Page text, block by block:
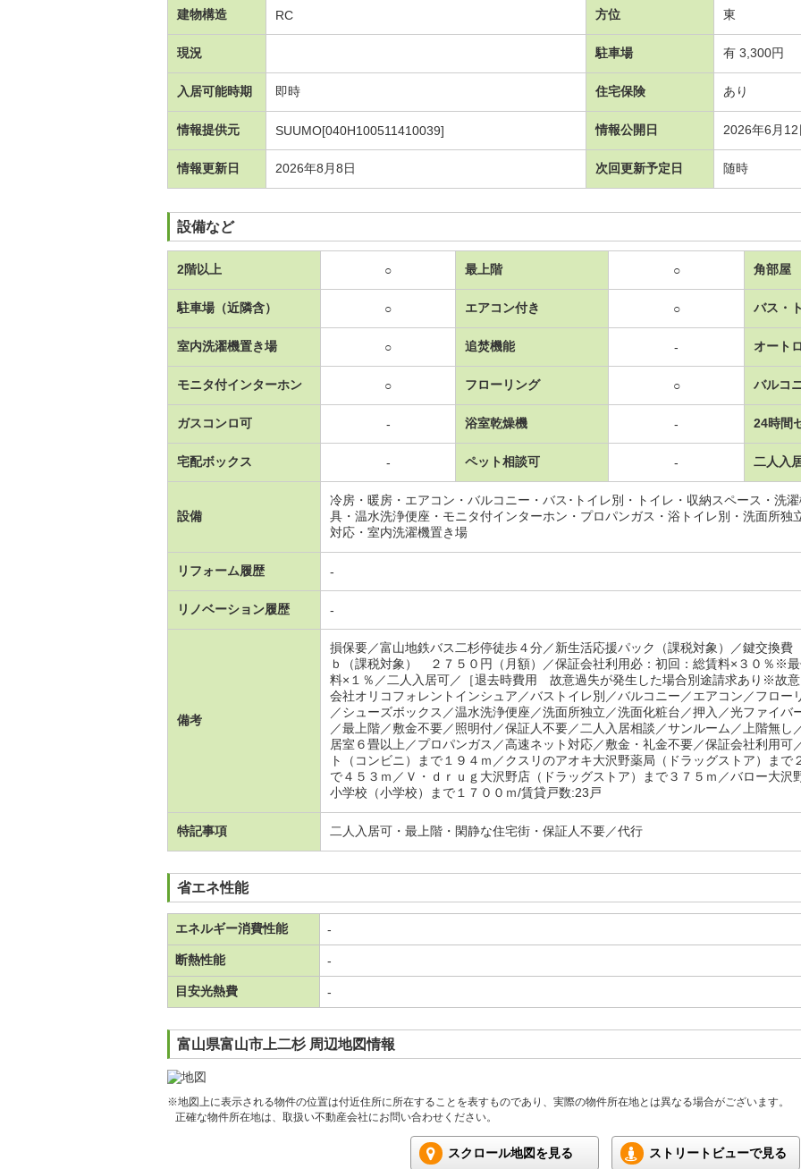
建物構造 RC 方位 東
現況 駐車場 有 3,300円
入居可能時期 即時 住宅保険 あり
情報提供元 SUUMO[040H100511410039] 情報公開日 2026年6月12
情報更新日 2026年8月8日 次回更新予定日 随時
設備など
2階以上 ○ 最上階 ○ 角部屋
駐車場（近隣含） ○ エアコン付き ○ バス・
室内洗濯機置き場 ○ 追焚機能 - オート
モニタ付インターホン ○ フローリング ○ バルコ
ガスコンロ可 - 浴室乾燥機 - 24時間
宅配ボックス - ペット相談可 - 二人入
設備
冷房・暖房・エアコン・バルコニー・バス･トイレ別・トイレ・収納スペース・洗
具・温水洗浄便座・モニタ付インターホン・プロパンガス・浴トイレ別・洗面所独
対応・室内洗濯機置き場
リフォーム履歴 -
リノベーション履歴 -
備考
損保要／富山地鉄バス二杉停徒歩４分／新生活応援パック（課税対象）／鍵交換費
ｂ（課税対象） ２７５０円（月額）／保証会社利用必：初回：総賃料×３０％※
料×１％／二人入居可／［退去時費用 故意過失が発生した場合別途請求あり※故
会社オリコフォレントインシュア／バストイレ別／バルコニー／エアコン／フロー
／シューズボックス／温水洗浄便座／洗面所独立／洗面化粧台／押入／光ファイ
／最上階／敷金不要／照明付／保証人不要／二人入居相談／サンルーム／上階無
居室６畳以上／プロパンガス／高速ネット対応／敷金・礼金不要／保証会社利用
ト（コンビニ）まで１９４ｍ／クスリのアオキ大沢野薬局（ドラッグストア）まで
で４５３ｍ／Ｖ・ｄｒｕｇ大沢野店（ドラッグストア）まで３７５ｍ／バロー大沢
小学校（小学校）まで１７００ｍ/賃貸戸数:23戸
特記事項 二人入居可・最上階・閑静な住宅街・保証人不要／代行
省エネ性能
エネルギー消費性能 -
断熱性能 -
目安光熱費 -
富山県富山市上二杉 周辺地図情報
※地図上に表示される物件の位置は付近住所に所在することを表すものであり、実際の物件所在地とは異なる場合がございます。
正確な物件所在地は、取扱い不動産会社にお問い合わせください。
スクロール地図を見る ストリートビューで見る